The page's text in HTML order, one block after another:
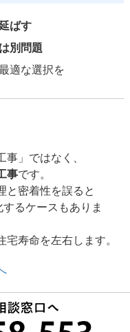
ばす
別問題
適な選択を
」ではなく、
事です。
と密着性を誤ると
るケースもありま
寿命を左右します。